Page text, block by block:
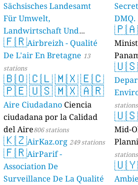
Sächsisches Landesamt
Für Umwelt,
Landwirtschaft Und
Geologie) 50 stations
🇫🇷Airbreizh - Qualité
De L'air En Bretagne 13
stations
🇧🇴🇨🇱🇲🇽🇪🇨
🇵🇪🇺🇸🇲🇽🇦🇷
Aire Ciudadano Ciencia
ciudadana por la Calidad
del Aire806 stations
🇰🇿AirKaz.org 249 stations
🇫🇷AirParif -
Association De
Surveillance De La Qualité
DMQ.
🇵🇦
🇺🇸
stations
🇺🇸
Mid-
stations
🇺🇾